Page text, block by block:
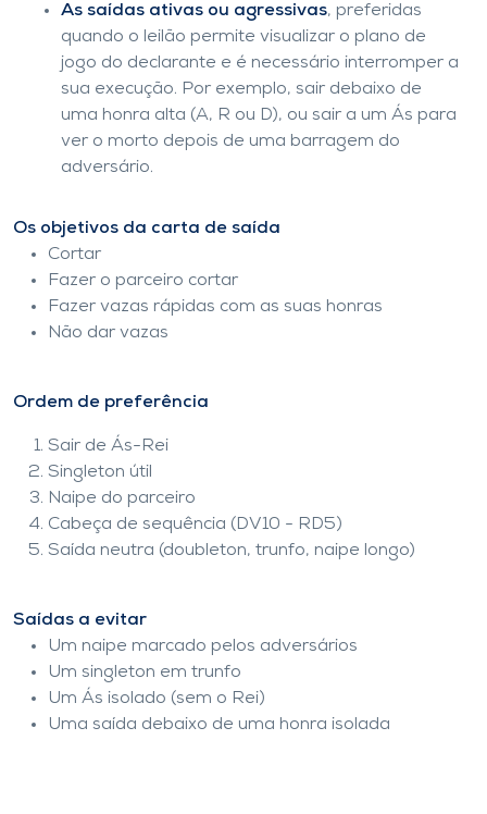
As saídas ativas ou agressivas, preferidas
quando o leilão permite visualizar o plano de
jogo do declarante e é necessário interromper a
sua execução. Por exemplo, sair debaixo de
uma honra alta (A, R ou D), ou sair a um Ás para
ver o morto depois de uma barragem do
adversário.
Os objetivos da carta de saída
Cortar
Fazer o parceiro cortar
Fazer vazas rápidas com as suas honras
Não dar vazas
Ordem de preferência
Sair de Ás-Rei
Singleton útil
Naipe do parceiro
Cabeça de sequência (DV10 - RD5)
Saída neutra (doubleton, trunfo, naipe longo)
Saídas a evitar
Um naipe marcado pelos adversários
Um singleton em trunfo
Um Ás isolado (sem o Rei)
Uma saída debaixo de uma honra isolada